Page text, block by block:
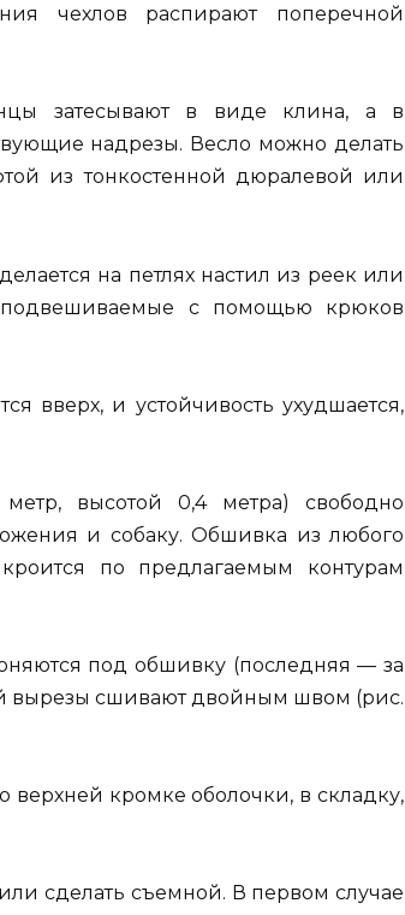
чехлов распирают поперечной
затесывают в виде клина, а в
надрезы. Весло можно делать
из тонкостенной дюралевой или
на петлях настил из реек или
с помощью крюков
вверх, и устойчивость ухудшается,
высотой 0,4 метра) свободно
и собаку. Обшивка из любого
по предлагаемым контурам
под обшивку (последняя — за
вырезы сшивают двойным швом (рис.
верхней кромке оболочки, в складку,
сделать съемной. В первом случае